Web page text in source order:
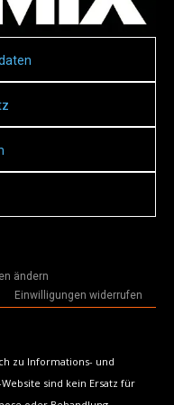
ändern
Einwilligungen widerrufen
zu Informations- und
sind kein Ersatz für